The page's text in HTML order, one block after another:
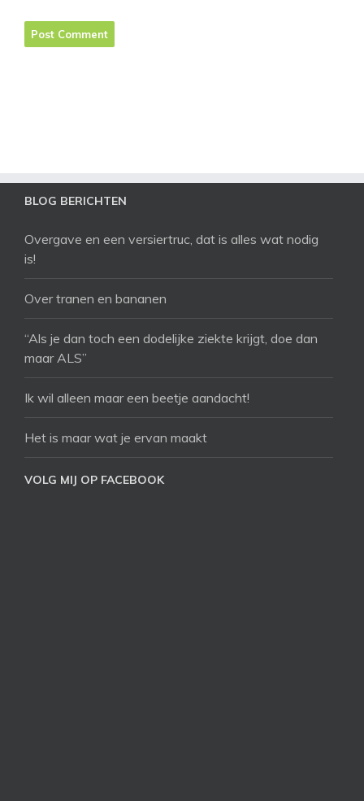
BLOG BERICHTEN
Overgave en een versiertruc, dat is alles wat nodig
is!
Over tranen en bananen
“Als je dan toch een dodelijke ziekte krijgt, doe dan
maar ALS”
Ik wil alleen maar een beetje aandacht!
Het is maar wat je ervan maakt
VOLG MIJ OP FACEBOOK